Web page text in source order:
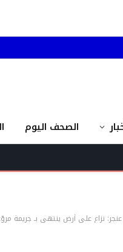
الصحف اليوم
نزاع على أرض ينتهي بـ جريمة